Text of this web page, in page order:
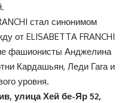
стал синонимом
от ELISABETTA FRANCHI
фашионисты Анджелина
Кардашьян, Леди Гага и
уровня.
улица Хей бе-Яр 52,